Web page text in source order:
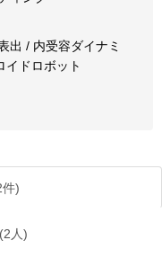
出 / 内受容ダイナミ
イドロボット
件)
(2 人)